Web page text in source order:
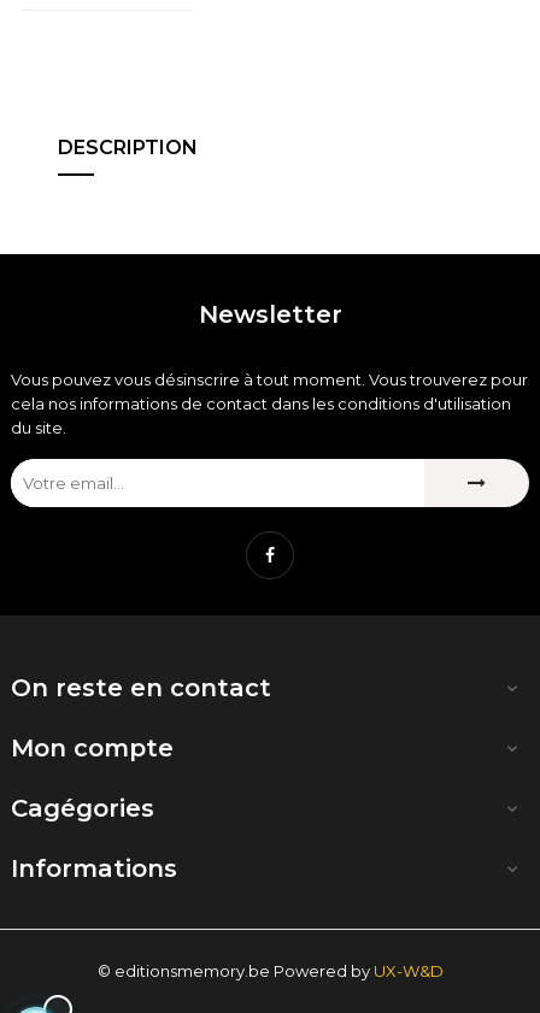
DESCRIPTION
Newsletter
Vous pouvez vous désinscrire à tout moment. Vous trouverez pour
cela nos informations de contact dans les conditions d'utilisation
du site.
Facebook
On reste en contact 
Mon compte 
Cagégories 
Informations 
© editionsmemory.be Powered by UX-W&D